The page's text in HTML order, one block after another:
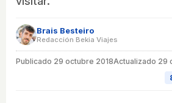
Brais Besteiro
Redacción Bekia Viajes
Publicado 29 octubre 2018Actualizado 29